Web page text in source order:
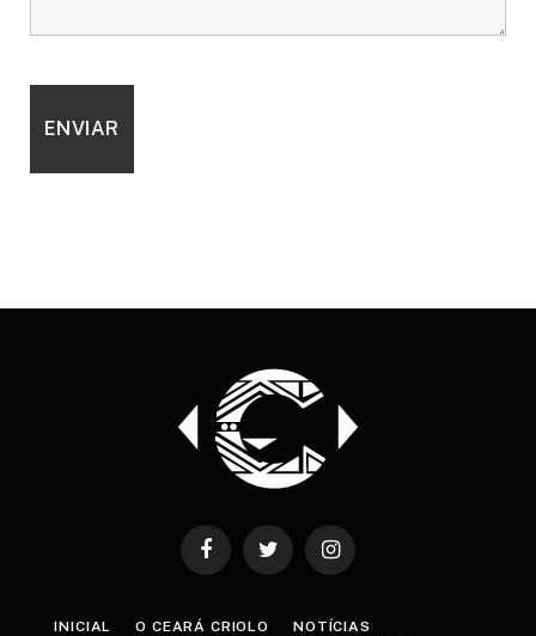
FacebookTwitter Instagram
INICIAL
O CEARÁ CRIOLO
NOTÍCIAS